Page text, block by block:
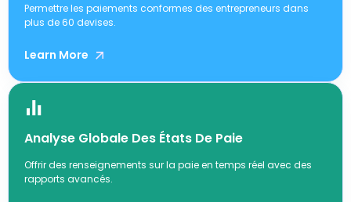
Permettre les paiements conformes des entrepreneurs dans
plus de 60 devises.
Learn More
Analyse Globale Des États De Paie
Offrir des renseignements sur la paie en temps réel avec des
rapports avancés.